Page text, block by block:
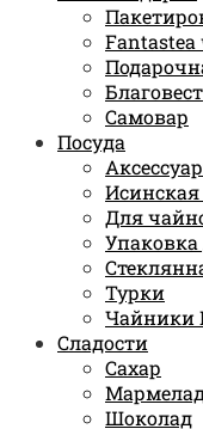
Fantastea
Благовест
Самовар
Посуда
Для
Турки
Чайники
Сладости
Сахар
Шоколад